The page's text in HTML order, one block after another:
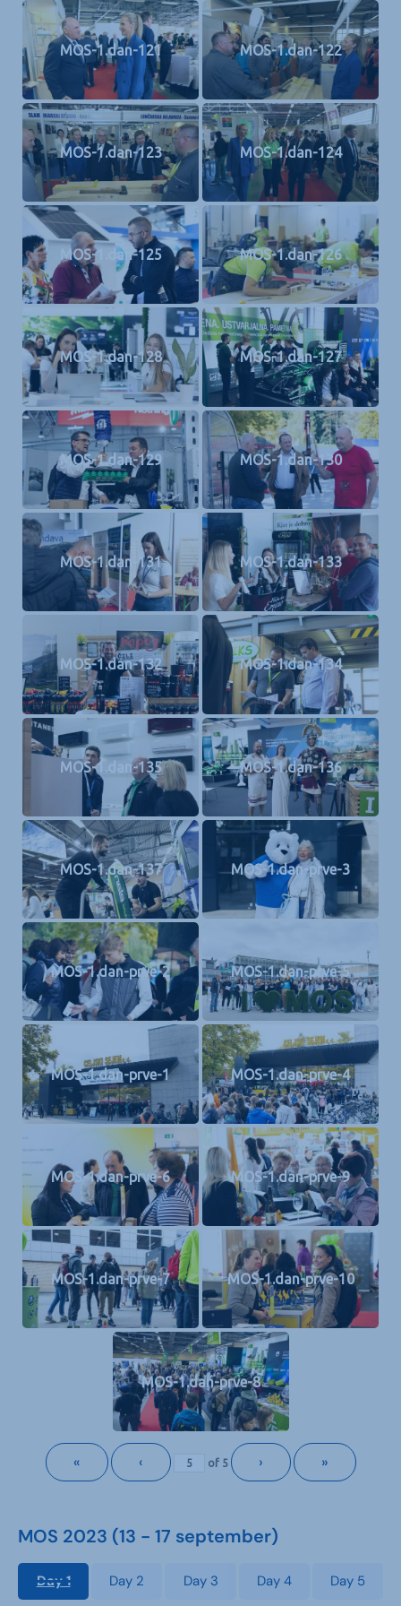
MOS-1.dan-121 MOS-1.dan-122
MOS-1.dan-123 MOS-1.dan-124
MOS-1.dan-125 MOS-1.dan-126
MOS-1.dan-128 MOS-1.dan-127
MOS-1.dan-129 MOS-1.dan-130
MOS-1.dan-131 MOS-1.dan-133
MOS-1.dan-132 MOS-1.dan-134
MOS-1.dan-135 MOS-1.dan-136
MOS-1.dan-137 MOS-1.dan-prve-3
MOS-1.dan-prve-2 MOS-1.dan-prve-5
MOS-1.dan-prve-1 MOS-1.dan-prve-4
MOS-1.dan-prve-6 MOS-1.dan-prve-9
MOS-1.dan-prve-7 MOS-1.dan-prve-10
MOS-1.dan-prve-8
« ‹ of 5 › »
MOS 2023 (13 - 17 september)
Day 1 Day 2 Day 3 Day 4 Day 5